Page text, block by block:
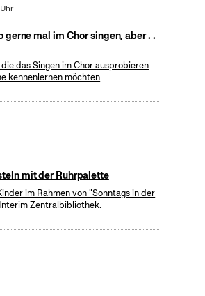
gerne mal im Chor singen, aber . .
das Singen im Chor ausprobieren
kennenlernen möchten
mit der Ruhrpalette
im Rahmen von "Sonntags in der
Zentralbibliothek.